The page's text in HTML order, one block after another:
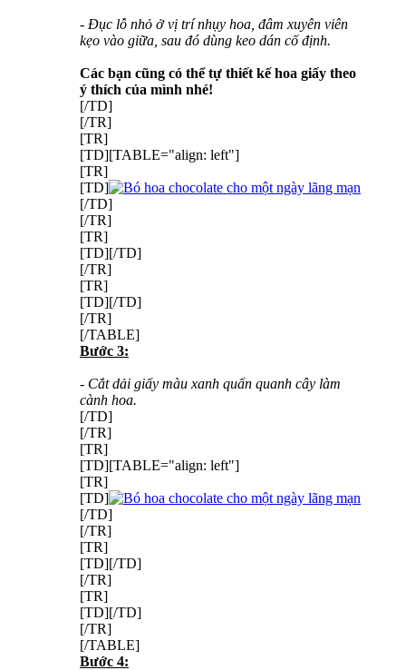
- Đục lỗ nhỏ ở vị trí nhụy hoa, đâm xuyên viên
kẹo vào giữa, sau đó dùng keo dán cố định.
Các bạn cũng có thể tự thiết kế hoa giấy theo
ý thích của mình nhé!
[/TD]
[/TR]
[TR]
[TD][TABLE="align: left"]
[TR]
[TD]
[/TD]
[/TR]
[TR]
[TD][/TD]
[/TR]
[TR]
[TD][/TD]
[/TR]
[/TABLE]
Bước 3:
- Cắt dải giấy màu xanh quấn quanh cây làm
cành hoa.
[/TD]
[/TR]
[TR]
[TD][TABLE="align: left"]
[TR]
[TD]
[/TD]
[/TR]
[TR]
[TD][/TD]
[/TR]
[TR]
[TD][/TD]
[/TR]
[/TABLE]
Bước 4: